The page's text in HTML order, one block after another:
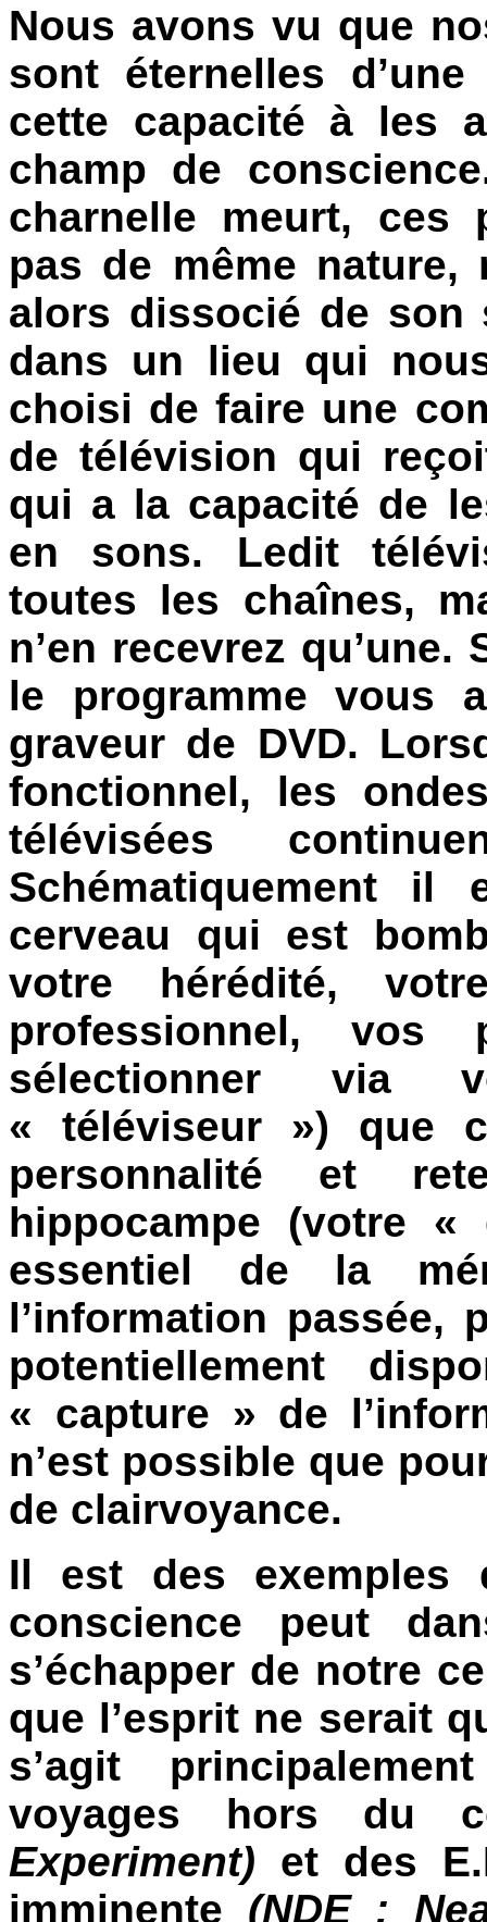
Nous avons vu que
sont éternelles
cette capacité à les
champ de
charnelle meurt, ces
pas de même nature,
alors dissocié de son
dans un lieu qui
choisi de faire une
de télévision qui
qui a la capacité de
en sons. Ledit
toutes les chaînes,
n’en recevrez
le programme vous
graveur de DVD.
fonctionnel, les
télévisées
Schématiquement
cerveau qui est
votre hérédité,
professionnel, vos
sélectionner via
« téléviseur ») que
personnalité et
hippocampe (votre
essentiel de la
l’information passée,
potentiellement
« capture » de
n’est possible que
de clairvoyance.
Il est des exemples
conscience peut
s’échapper de notre
que l’esprit ne serait
s’agit
voyages hors du
Experiment) et des
imminente (NDE :